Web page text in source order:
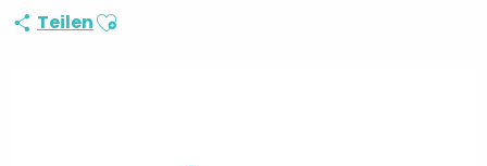
TeilenAjouter aux favoris